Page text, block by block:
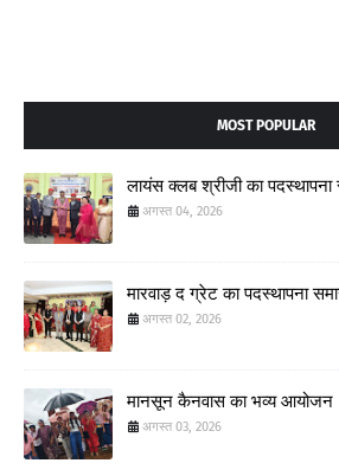
MOST POPULAR
लायंस क्लब श्रीजी का पदस्थापना
अगस्त 04, 2026
मारवाड़ द ग्रेट का पदस्थापना
अगस्त 02, 2026
मानसून कैनवास का भव्य आयोजन
अगस्त 03, 2026